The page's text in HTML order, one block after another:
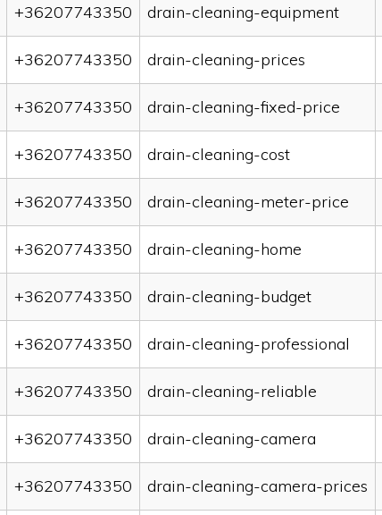
+36207743350 drain-cleaning-equipment
+36207743350 drain-cleaning-prices
+36207743350 drain-cleaning-fixed-price
+36207743350 drain-cleaning-cost
+36207743350 drain-cleaning-meter-price
+36207743350 drain-cleaning-home
+36207743350 drain-cleaning-budget
+36207743350 drain-cleaning-professional
+36207743350 drain-cleaning-reliable
+36207743350 drain-cleaning-camera
+36207743350 drain-cleaning-camera-prices